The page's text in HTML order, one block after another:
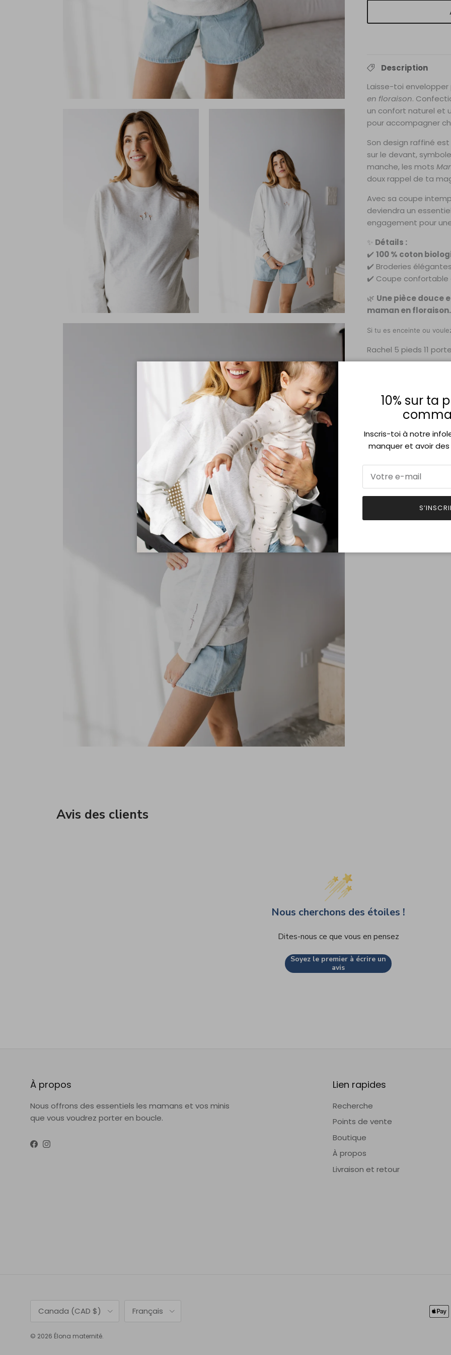
Description
Laisse-toi
en floraison.
un confort naturel et
pour accompagner
Son design raffiné
sur le devant,
manche, les mots
doux rappel de ta
Avec sa coupe
deviendra un
engagement pour
✨ Détails :
✔️ 100 % coton
✔️ Broderies
✔️ Coupe
🌿 Une pièce douce
maman en floraison.
Si tu es enceinte ou
Rachel 5 pieds 11
Livraison
Avis des clients
Nous cherchons des étoiles !
Dites-nous ce que vous en pensez
Soyez le premier à écrire un
avis
À propos
Nous offrons des essentiels les mamans et vos minis
que vous voudrez porter en boucle.
Facebook
Instagram
Lien rapides
Recherche
Points de vente
Boutique
À propos
Livraison et retour
Pays
Canada (CAD $)
Langue
Français
© 2026 Élona maternité.
10% sur ta
Inscris-toi à notre
manquer et avoir des